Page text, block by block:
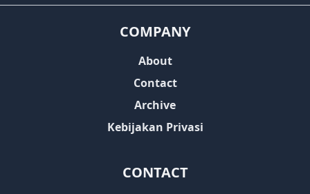
COMPANY
About
Contact
Archive
Kebijakan Privasi
CONTACT